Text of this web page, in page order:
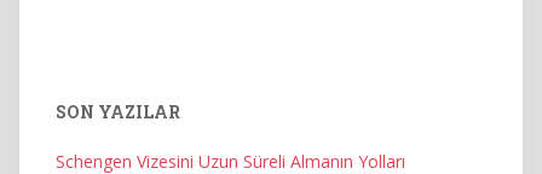
SON YAZILAR
Schengen Vizesini Uzun Süreli Almanın Yolları